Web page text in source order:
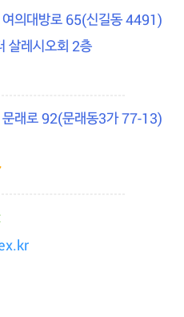
여의대방로 65(신길동 4491)
살레시오회 2층
문래로 92(문래동3가 77-13)